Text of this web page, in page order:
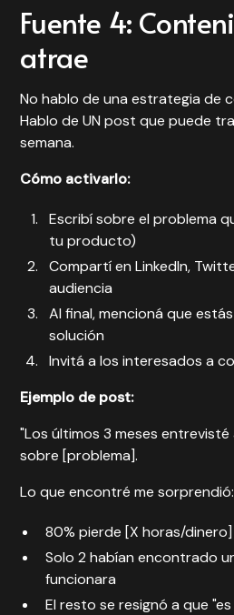
Fuente 4:
atrae
No hablo de una estrategia de
Hablo de UN post que puede
semana.
Cómo activarlo:
Escribí sobre el problema
tu producto)
Compartí en LinkedIn,
audiencia
Al final, mencioná que
solución
Invitá a los interesados a
Ejemplo de post:
"Los últimos 3 meses
sobre [problema].
Lo que encontré me sorprendió:
80% pierde [X horas/
Solo 2 habían encontrado
funcionara
El resto se resignó a que